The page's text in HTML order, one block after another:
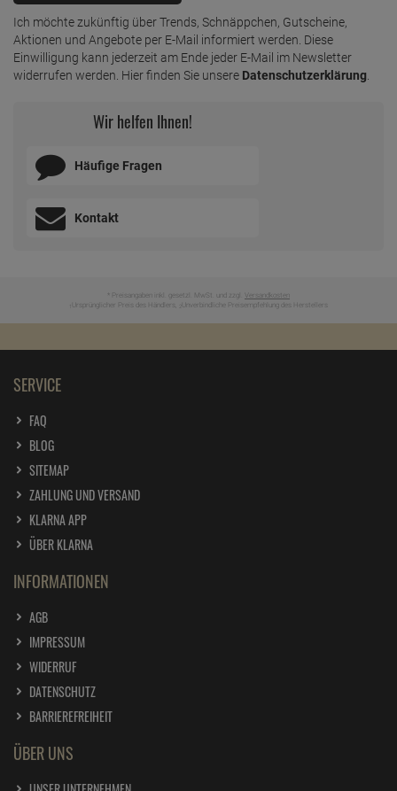
Ich möchte zukünftig über Trends, Schnäppchen, Gutscheine,
Aktionen und Angebote per E-Mail informiert werden. Diese
Einwilligung kann jederzeit am Ende jeder E-Mail im Newsletter
widerrufen werden. Hier finden Sie unsere Datenschutzerklärung
Wir helfen Ihnen!
Häufige Fragen
Kontakt
* Preisangaben inkl. gesetzl. MwSt. und zzgl. Versandkosten
Ursprünglicher Preis des Händlers, Unverbindliche Preisempfehlung des Herstellers
SERVICE
FAQ
BLOG
SITEMAP
ZAHLUNG UND VERSAND
KLARNA APP
ÜBER KLARNA
INFORMATIONEN
AGB
IMPRESSUM
WIDERRUF
DATENSCHUTZ
BARRIEREFREIHEIT
ÜBER UNS